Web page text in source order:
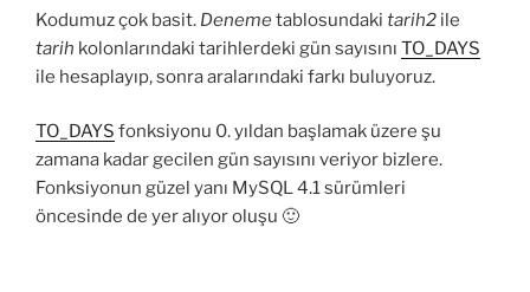
Kodumuz çok basit. Denemetablosundaki tarih2 ile
tarih kolonlarındaki tarihlerdeki gün sayısını TO_DAYS
ile hesaplayıp, sonra aralarındaki farkı buluyoruz.
TO_DAYS fonksiyonu 0. yıldan başlamak üzere şu
zamana kadar gecilen gün sayısını veriyor bizlere.
Fonksiyonun güzel yanı MySQL 4.1 sürümleri
öncesinde de yer alıyor oluşu 🙂